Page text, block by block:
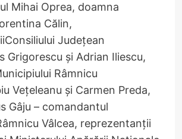
Mihai Oprea, doamna
Călin,
Județean
Grigorescu și Adrian Iliescu,
Râmnicu
Vețeleanu și Carmen Preda,
Gâju – comandantul
Vâlcea, reprezentanții